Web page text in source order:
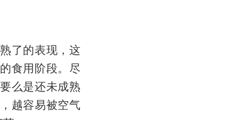
了的表现，这
食用阶段。尽
么是还未成熟
越容易被空气